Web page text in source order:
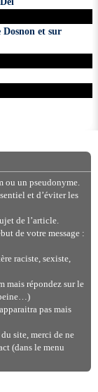
Dosnon et sur
ou un pseudonyme.
et d’éviter les
de l’article.
de votre message :
raciste, sexiste,
mais répondez sur le
pas mais
site, merci de ne
(dans le menu